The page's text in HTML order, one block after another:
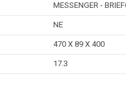
MESSENGER -
NE
470 X 89 X 400
17.3